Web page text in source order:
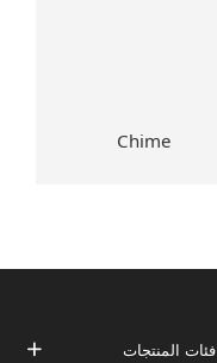
Chime
فئات المنتجات